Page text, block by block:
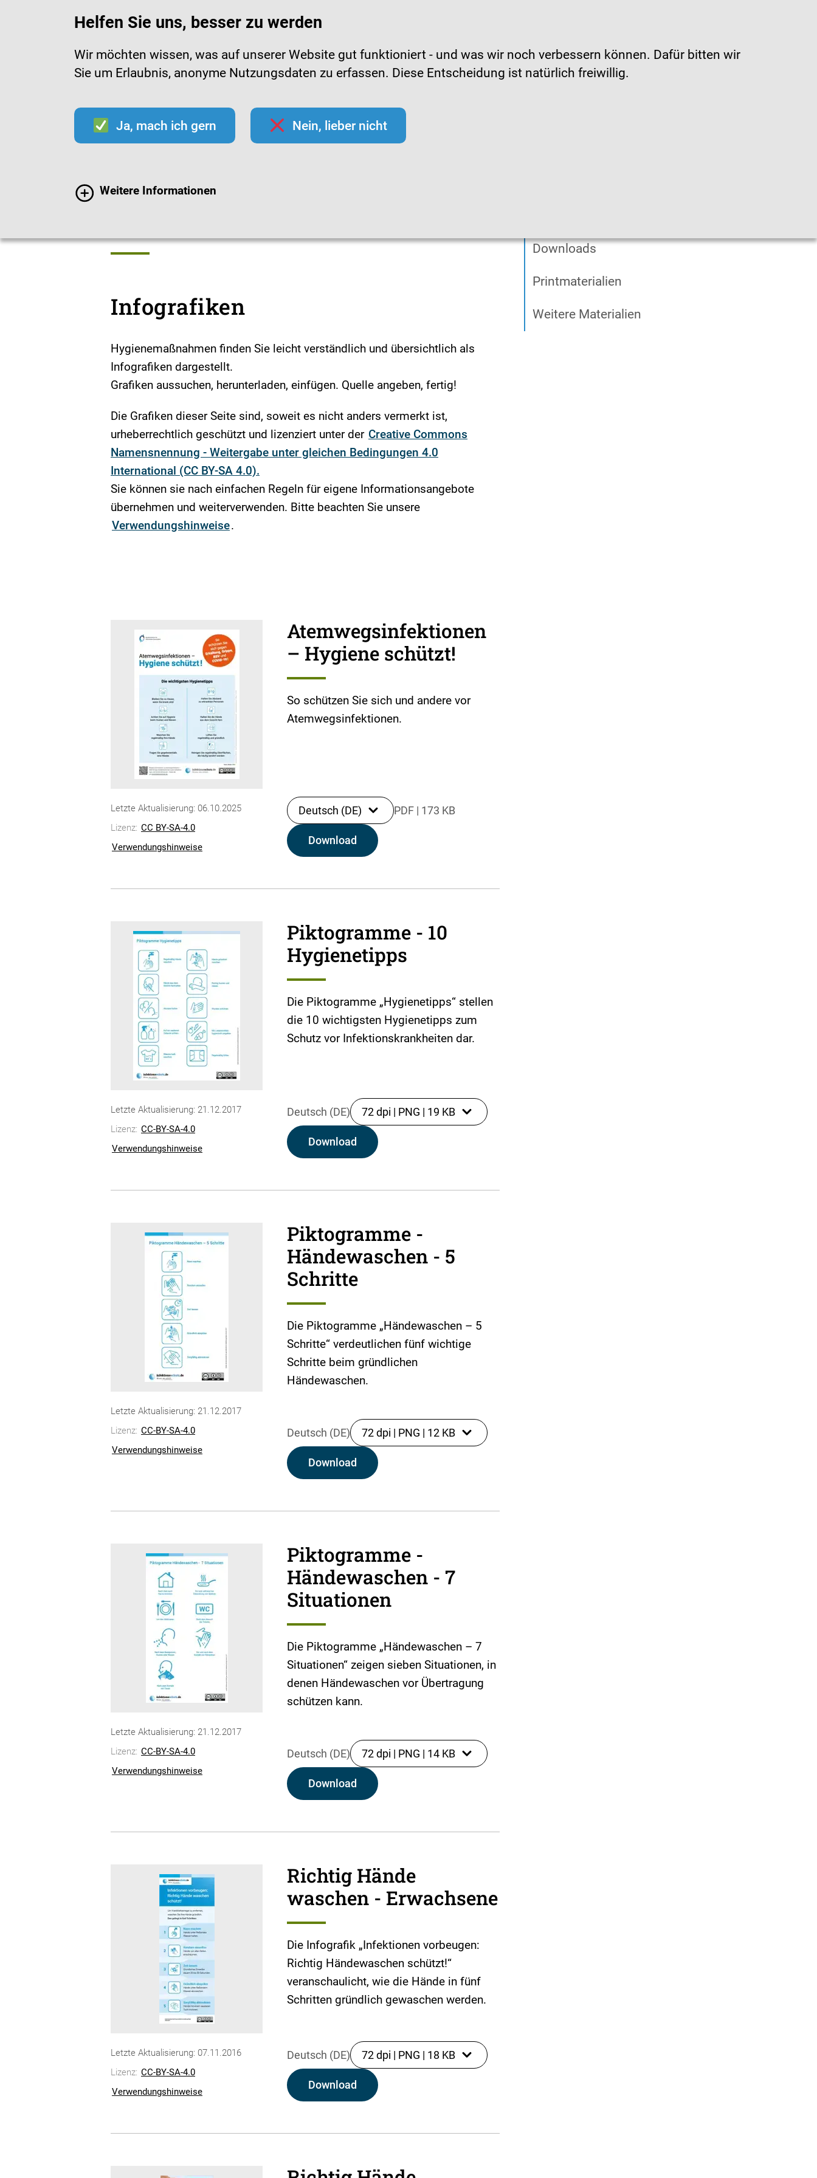
Helfen Sie uns, besser zu werden
Wir möchten wissen, was auf unserer Website gut funktioniert - und was wir noch verbessern können. Dafür bitten wir
Sie um Erlaubnis, anonyme Nutzungsdaten zu erfassen. Diese Entscheidung ist natürlich freiwillig.
Ja, mach ich gern Nein, lieber nicht
Weitere Informationen
Mediathek Hygiene-Materialien
Infografiken
Hygienemaßnahmen finden Sie leicht verständlich und übersichtlich als
Infografiken dargestellt.
Grafiken aussuchen, herunterladen, einfügen. Quelle angeben, fertig!
Die Grafiken dieser Seite sind, soweit es nicht anders vermerkt ist,
urheberrechtlich geschützt und lizenziert unter der Creative Commons
Namensnennung - Weitergabe unter gleichen Bedingungen 4.0
International (CC BY-SA 4.0).
Sie können sie nach einfachen Regeln für eigene Informationsangebote
übernehmen und weiterverwenden. Bitte beachten Sie unsere
Verwendungshinweise.
Letzte Aktualisierung: 06.10.2025
Lizenz: CC BY-SA-4.0
Verwendungshinweise
Atemwegsinfektionen
– Hygiene schützt!
So schützen Sie sich und andere vor
Atemwegsinfektionen.
Deutsch (DE) PDF | 173 KB
Download
Letzte Aktualisierung: 21.12.2017
Lizenz: CC-BY-SA-4.0
Verwendungshinweise
Piktogramme - 10
Hygienetipps
Die Piktogramme „Hygienetipps“ stellen
die 10 wichtigsten Hygienetipps zum
Schutz vor Infektionskrankheiten dar.
Deutsch (DE) 72 dpi | PNG | 19 KB
Download
Letzte Aktualisierung: 21.12.2017
Lizenz: CC-BY-SA-4.0
Verwendungshinweise
Piktogramme -
Händewaschen - 5
Schritte
Die Piktogramme „Händewaschen – 5
Schritte“ verdeutlichen fünf wichtige
Schritte beim gründlichen
Händewaschen.
Deutsch (DE) 72 dpi | PNG | 12 KB
Download
Letzte Aktualisierung: 21.12.2017
Lizenz: CC-BY-SA-4.0
Verwendungshinweise
Piktogramme -
Händewaschen - 7
Situationen
Die Piktogramme „Händewaschen – 7
Situationen“ zeigen sieben Situationen, in
denen Händewaschen vor Übertragung
schützen kann.
Deutsch (DE) 72 dpi | PNG | 14 KB
Download
Letzte Aktualisierung: 07.11.2016
Lizenz: CC-BY-SA-4.0
Verwendungshinweise
Richtig Hände
waschen - Erwachsene
Die Infografik „Infektionen vorbeugen:
Richtig Händewaschen schützt!“
veranschaulicht, wie die Hände in fünf
Schritten gründlich gewaschen werden.
Deutsch (DE) 72 dpi | PNG | 18 KB
Download
Downloads
Printmaterialien
Weitere Materialien